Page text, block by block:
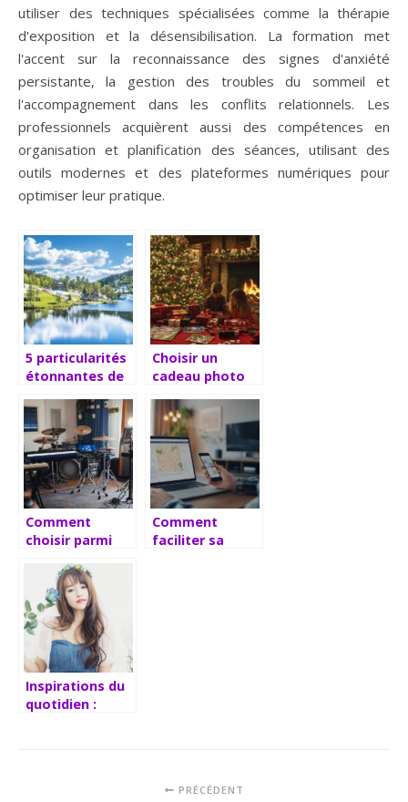
utiliser des techniques spécialisées comme la thérapie
d'exposition et la désensibilisation. La formation met
l'accent sur la reconnaissance des signes d'anxiété
persistante, la gestion des troubles du sommeil et
l'accompagnement dans les conflits relationnels. Les
professionnels acquièrent aussi des compétences en
organisation et planification des séances, utilisant des
outils modernes et des plateformes numériques pour
optimiser leur pratique.
5 particularités
étonnantes de
Suède que vous
ignorez
Choisir un
cadeau photo
pour un Noël
sous le signe du
souvenir
Comment
choisir parmi
batteries
électroniques
disponibles et
conseils
d’experts
Comment
faciliter sa
Inspirations du
quotidien :
PRÉCÉDENT